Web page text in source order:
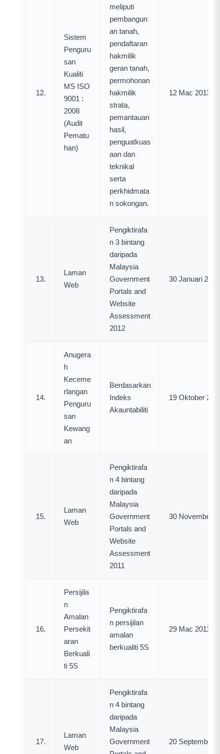
12.
Sistem
Penguru
san
Kualiti
MS ISO
9001 :
2008
(Audit
Pematu
han)
meliputi
pembangun
an tanah,
pendaftaran
hakmilik
geran tanah,
permohonan
hakmilik
strata,
pemantauan
hasil,
penguatkuas
aan dan
teknikal
serta
perkhidmata
n sokongan.
12 Mac 2013
13.
Laman
Web
Pengiktirafa
n 3 bintang
daripada
Malaysia
Government
Portals and
Website
Assessment
2012
30 Januari 2013
14.
Anugera
h
Keceme
rlangan
Penguru
san
Kewang
an
Berdasarkan
Indeks
Akauntabiliti
19 Oktober
15.
Laman
Web
Pengiktirafa
n 4 bintang
daripada
Malaysia
Government
Portals and
Website
Assessment
2011
30 November
16.
Persijila
n
Amalan
Persekit
aran
Berkuali
ti 5S
Pengiktirafa
n persijilan
amalan
berkualiti 5S
29 Mac 2011
17.
Laman
Web
Pengiktirafa
n 4 bintang
daripada
Malaysia
Government
20 September